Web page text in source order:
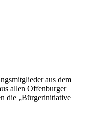
aus dem
allen Offenburger
die „Bürgerinitiative